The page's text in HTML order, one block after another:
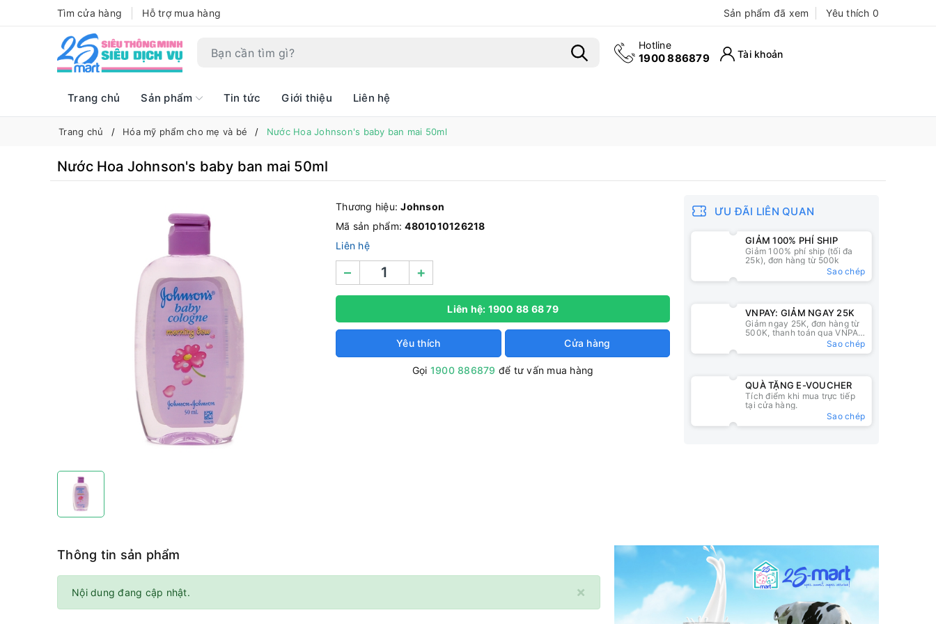
Tìm cửa hàng Hỗ trợ mua hàng Sản phẩm đã xem
Bạn chưa xem sản phẩm nào
Yêu thích 0
Hotline
1900 886879 Tài khoản
Trang chủ Sản phẩm Tin tức Giới thiệu Liên hệ
Trang chủ Hóa mỹ phẩm cho mẹ và bé Nước Hoa Johnson's baby ban mai 50ml
Nước Hoa Johnson's baby ban mai 50ml
Thương hiệu:Johnson
Mã sản phẩm:4801010126218
Liên hệ
– +
Liên hệ: 1900 88 68 79
Yêu thích Cửa hàng
Gọi 1900 886879 để tư vấn mua hàng
ƯU ĐÃI LIÊN QUAN
GIẢM 100% PHÍ SHIP
Giảm 100% phí ship (tối đa
25k), đơn hàng từ 500k
Sao chép
VNPAY: GIẢM NGAY 25K
Giảm ngay 25K, đơn hàng từ
500K, thanh toán qua VNPAY
Sao chép
QUÀ TẶNG E-VOUCHER
Tích điểm khi mua trực tiếp
tại cửa hàng.
Sao chép
Thông tin sản phẩm
×
Nội dung đang cập nhật.